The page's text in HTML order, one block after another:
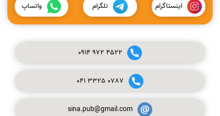
اینستاگرام تلگرام واتساپ
0914972 4522
041 3325 0787
sina.pub@gmail.com